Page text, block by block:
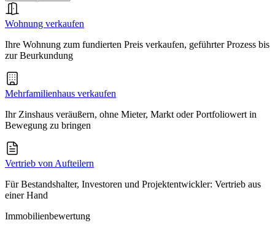
Wohnung verkaufen
Ihre Wohnung zum fundierten Preis verkaufen, geführter Prozess bis
zur Beurkundung
Mehrfamilienhaus verkaufen
Ihr Zinshaus veräußern, ohne Mieter, Markt oder Portfoliowert in
Bewegung zu bringen
Vertrieb von Aufteilern
Für Bestandshalter, Investoren und Projektentwickler: Vertrieb aus
einer Hand
Immobilienbewertung